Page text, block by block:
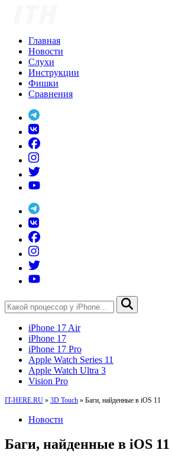
Главная
Новости
Слухи
Инструкции
Фишки
Сравнения
iPhone 17 Air
iPhone 17
iPhone 17 Pro
Apple Watch Series 11
Apple Watch Ultra 3
Vision Pro
IT-HERE.RU » 3D Touch » Баги, найденные в iOS 11
Новости
Баги, найденные в iOS 11